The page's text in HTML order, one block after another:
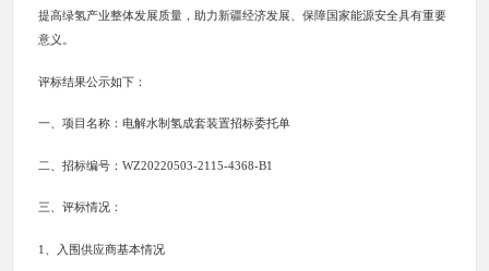
提高绿氢产业整体发展质量，助力新疆经济发展、保障国家能源安全具有重要
意义。
评标结果公示如下：
一、项目名称：电解水制氢成套装置招标委托单
二、招标编号：WZ20220503-2115-4368-B1
三、评标情况：
1、入围供应商基本情况